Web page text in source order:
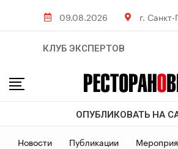
09.08.2026 г.
КЛУБ ЭКСПЕРТОВ
ОПУБЛИКОВАТЬ НА
Новости Публикации